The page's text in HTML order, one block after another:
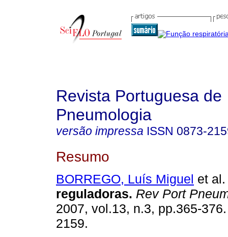
Revista Portuguesa de
Pneumologia
versão impressa ISSN 0873-
Resumo
BORREGO, Luís Miguel et al.
reguladoras. Rev Port
2007, vol.13, n.3, pp.365-
2159.